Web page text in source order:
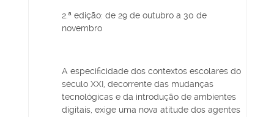
2.ª edição: de 29 de outubro a 30 de
novembro
A especificidade dos contextos escolares do
século XXI, decorrente das mudanças
tecnológicas e da introdução de ambientes
digitais, exige uma nova atitude dos agentes